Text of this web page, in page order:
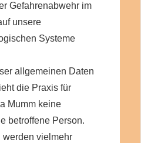
Gefahrenabwehr im
unsere
Systeme
allgemeinen Daten
die Praxis für
Mumm keine
betroffene Person.
werden vielmehr